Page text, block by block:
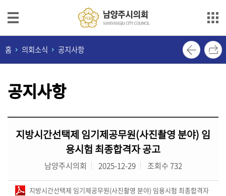
본문으로 바로가기
메인메뉴 바로가기
의
회
내
원
소
정
홈 의회소식 공지사항
공지사항
지방시간선택제 임기제공무원(사진촬영 분야) 임
용시험 최종합격자 공고
남양주시의회 2025-12-29 조회수 732
지방시간선택제 임기제공무원(사진촬영 분야) 임용시험 최종합격자